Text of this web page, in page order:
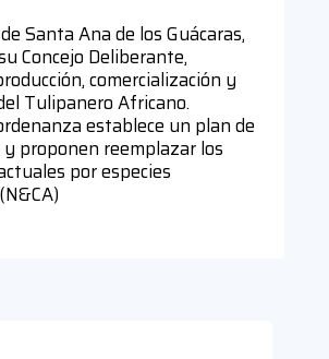
Santa Ana de los Guácaras,
Concejo Deliberante,
comercialización y
Tulipanero Africano.
establece un plan de
proponen reemplazar los
por especies